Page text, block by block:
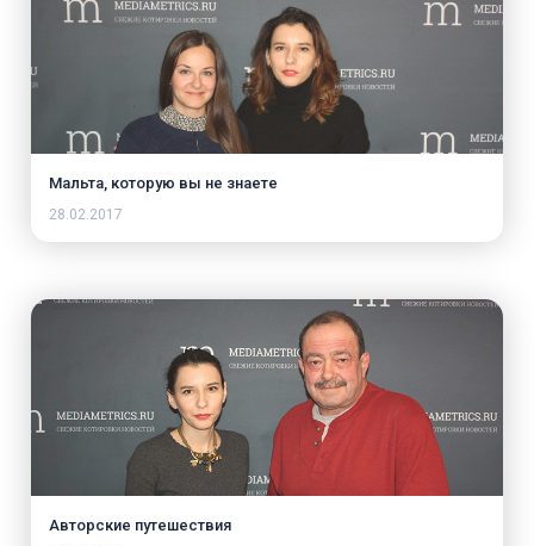
Мальта, которую вы не знаете
28.02.2017
Авторские путешествия